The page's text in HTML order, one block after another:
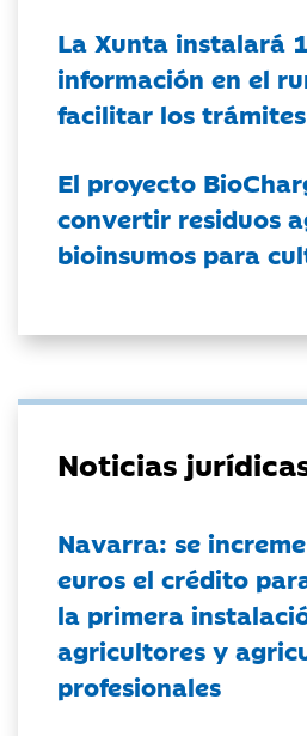
La Xunta instalará
información en el
facilitar los
El proyecto
convertir residuos
bioinsumos para
Noticias
Navarra: se
euros el crédito
la primera
agricultores y
profesionales